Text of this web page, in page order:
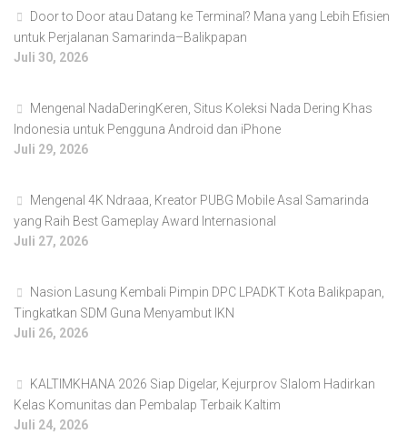
Door to Door atau Datang ke Terminal? Mana yang Lebih Efisien
untuk Perjalanan Samarinda–Balikpapan
Juli 30, 2026
Mengenal NadaDeringKeren, Situs Koleksi Nada Dering Khas
Indonesia untuk Pengguna Android dan iPhone
Juli 29, 2026
Mengenal 4K Ndraaa, Kreator PUBG Mobile Asal Samarinda
yang Raih Best Gameplay Award Internasional
Juli 27, 2026
Nasion Lasung Kembali Pimpin DPC LPADKT Kota Balikpapan,
Tingkatkan SDM Guna Menyambut IKN
Juli 26, 2026
KALTIMKHANA 2026 Siap Digelar, Kejurprov Slalom Hadirkan
Kelas Komunitas dan Pembalap Terbaik Kaltim
Juli 24, 2026